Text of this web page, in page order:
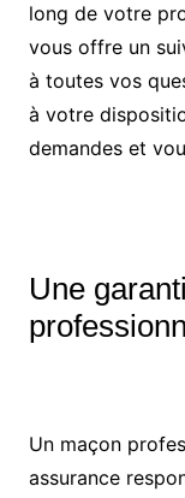
long de votre
vous offre un
à toutes vos
à votre
demandes et
Une
Un maçon
assurance